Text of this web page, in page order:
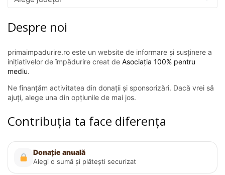
Despre noi
primaimpadurire.ro este un website de informare și susținere a
inițiativelor de împădurire creat de Asociația 100% pentru
mediu.
Ne finanțăm activitatea din donații și sponsorizări. Dacă vrei să
ajuți, alege una din opțiunile de mai jos.
Contribuția ta face diferența
Donație anuală
Alegi o sumă și plătești securizat